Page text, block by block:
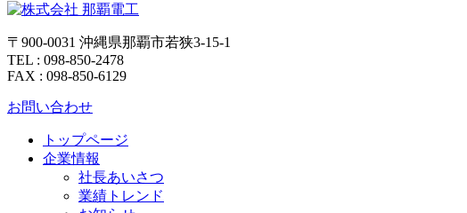
〒900-0031 沖縄県那覇市若狭3-15-1
TEL : 098-850-2478
FAX : 098-850-6129
お問い合わせ
トップページ
企業情報
社長あいさつ
業績トレンド